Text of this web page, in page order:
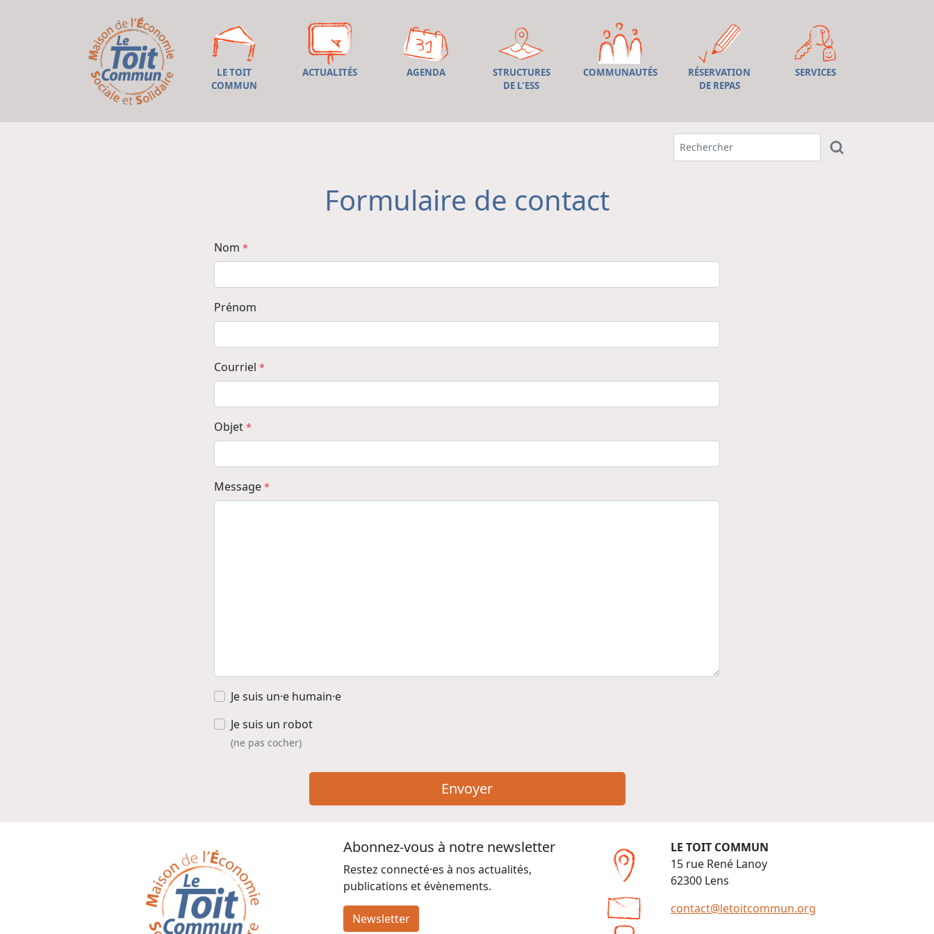
LE TOIT
COMMUN
ACTUALITÉS AGENDA
STRUCTURES
DE L'ESS
COMMUNAUTÉS
RÉSERVATION
DE REPAS
SERVICES
Formulaire de contact
Nom *
Prénom
Courriel *
Objet *
Message *
Je suis un·e humain·e
Je suis un robot
(ne pas cocher)
Envoyer
Abonnez-vous à notre newsletter
Restez connecté·es à nos actualités,
publications et évènements.
Newsletter
LE TOIT COMMUN
15 rue René Lanoy
62300 Lens
contact@letoitcommun.org